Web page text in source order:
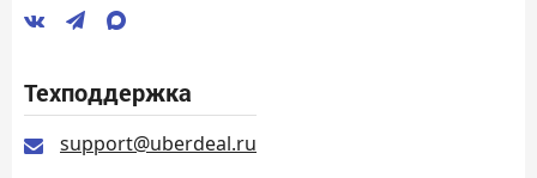
Техподдержка
support@uberdeal.ru